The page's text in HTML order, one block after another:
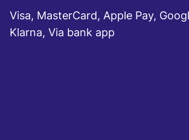
Visa, MasterCard, Apple Pay,
Klarna, Via bank app